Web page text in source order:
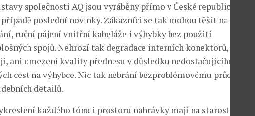
společnosti AQ jsou vyráběny přímo v České republice a
poslední novinky. Zákazníci se tak mohou těšit na
ruční pájení vnitřní kabeláže i výhybky bez použití
spojů. Nehrozí tak degradace interních konektorů, které
ani omezení kvality přednesu v důsledku nedostačujícího
cest na výhybce. Nic tak nebrání bezproblémovému průchodu
detailů.
každého tónu i prostoru nahrávky mají na starost